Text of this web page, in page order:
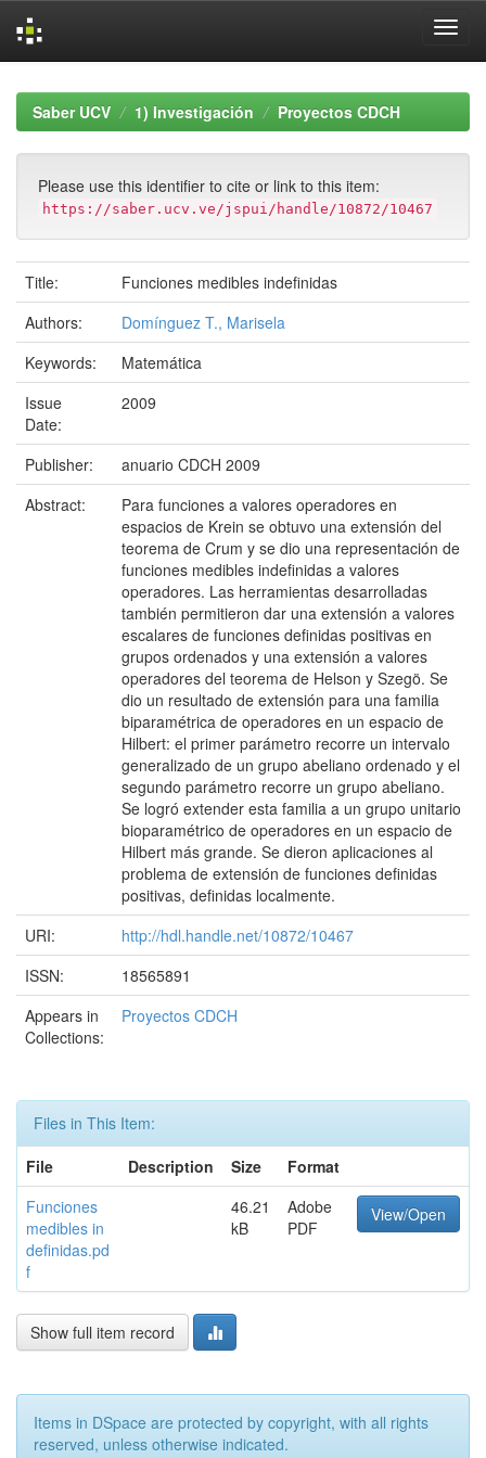
navigationSaber UCV 1) Investigación Proyectos CDCH
Please use this identifier to cite or link to this item:
https://saber.ucv.ve/jspui/handle/10872/10467
Title:
Funciones medibles indefinidas
Authors:
Domínguez T., Marisela
Keywords:
Matemática
Issue
Date:
2009
Publisher:
anuario CDCH 2009
Abstract:
Para funciones a valores operadores en
espacios de Krein se obtuvo una extensión del
teorema de Crum y se dio una representación de
funciones medibles indefinidas a valores
operadores. Las herramientas desarrolladas
también permitieron dar una extensión a valores
escalares de funciones definidas positivas en
grupos ordenados y una extensión a valores
operadores del teorema de Helson y Szegö. Se
dio un resultado de extensión para una familia
biparamétrica de operadores en un espacio de
Hilbert: el primer parámetro recorre un intervalo
generalizado de un grupo abeliano ordenado y el
segundo parámetro recorre un grupo abeliano.
Se logró extender esta familia a un grupo unitario
bioparamétrico de operadores en un espacio de
Hilbert más grande. Se dieron aplicaciones al
problema de extensión de funciones definidas
positivas, definidas localmente.
URI:
http://hdl.handle.net/10872/10467
ISSN:
18565891
Appears in
Collections:
Proyectos CDCH
Files in This Item:
File
Description Size
Format
Funciones
medibles in
definidas.pd
f
46.21
kB
Adobe
PDF
View/Open
Show full item record
Items in DSpace are protected by copyright, with all rights
reserved, unless otherwise indicated.